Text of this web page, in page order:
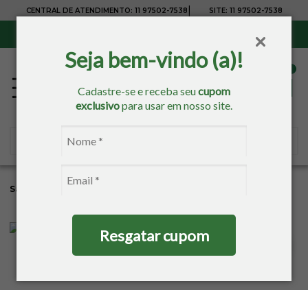
Seja bem-vindo (a)!
Cadastre-se e receba seucupom
exclusivopara usar em nosso site.
Resgatar cupom
CENTRAL DE ATENDIMENTO: 11 97502-7538 SITE: 11 97502-7538
Sacaria